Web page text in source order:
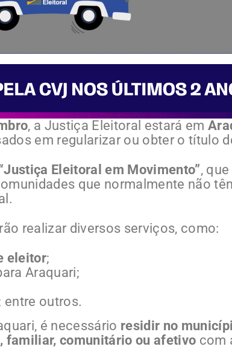
, a Justiça Eleitoral estará em
em regularizar ou obter o título
Eleitoral em Movimento”,
que normalmente não
realizar diversos serviços, como:
eleitor;
Araquari;
entre outros.
é necessário residir no
familiar, comunitário ou afetivo com